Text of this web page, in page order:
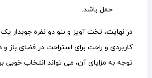
حمل باشد.
در نهایت، تخت آویز و ننو دو نفره چوبدار
کاربردی و راحت برای استراحت در فضای باز و
توجه به مزایای آن، می تواند انتخاب خوبی